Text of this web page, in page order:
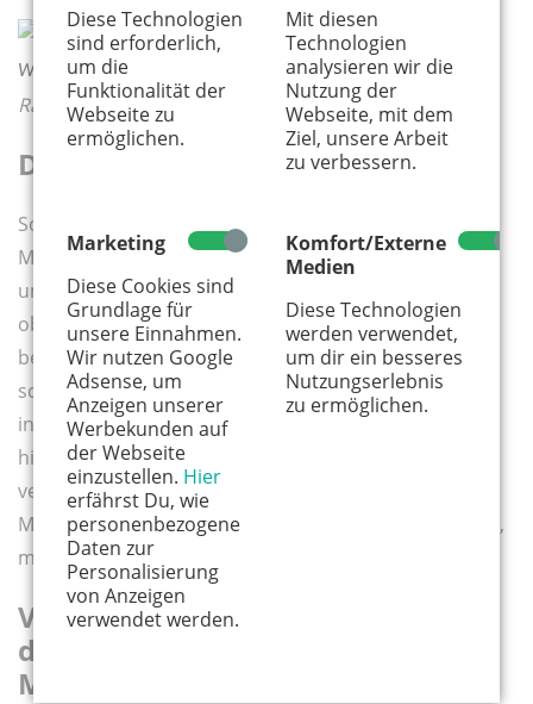
Diese Technologien
sind erforderlich,
um die
Funktionalität der
Webseite zu
ermöglichen.
Mit diesen
Technologien
analysieren wir die
Nutzung der
Webseite, mit dem
Ziel, unsere Arbeit
zu verbessern.
Marketing
Diese Cookies sind
Grundlage für
unsere Einnahmen.
Wir nutzen Google
Adsense, um
Anzeigen unserer
Werbekunden auf
der Webseite
einzustellen. Hier
erfährst Du, wie
personenbezogene
Daten zur
Personalisierung
von Anzeigen
verwendet werden.
Komfort/Externe
Medien
Diese Technologien
werden verwendet,
um dir ein besseres
Nutzungserlebnis
zu ermöglichen.
Wie fühlt es sich an, ein Monster zu sein?/ Foto: Rebecca
Ramplow
Das Monster in mir
Somit geht es in dem herrlichen, ironischen
Monsterstück, dessen Vorlage von Jutta M. Staerk
umgeschrieben wurde, um viel mehr als um
oberflächlichen Grusel: Nämlich darum, dass wir
bestimmt alle schon mal jemand anderem den
schwarzen Peter zugeschoben haben. Nur weil unser
inneres, persönliches Monster uns nicht genauer hat
hinsehen lassen. Um unsere eigenen Ängste zu
verschleiern. Passend dazu geht das menschelnde
Monster mit seinem Plüschkostüm auch ins Publikum,
mit seinem Finger auf Menschen zeigend.
Von schnarchenden Kindern und
durchdrehenden
Monstern